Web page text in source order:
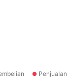
Penjualan